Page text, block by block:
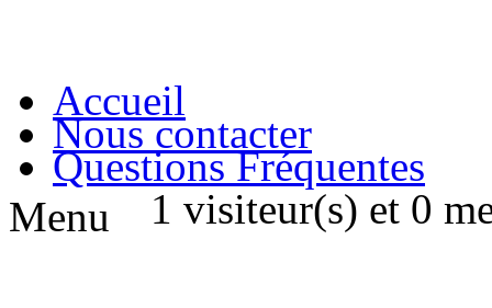
1 visiteur(s) et 0
Accueil
Nous contacter
Questions Fréquentes
Menu